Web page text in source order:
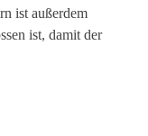
ist außerdem
ist, damit der